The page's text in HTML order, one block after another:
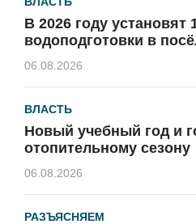
В 2026 году установят
водоподготовки в
06.08.2026
ВЛАСТЬ
Новый учебный год и
отопительному сезону
06.08.2026
РАЗЪЯСНЯЕМ